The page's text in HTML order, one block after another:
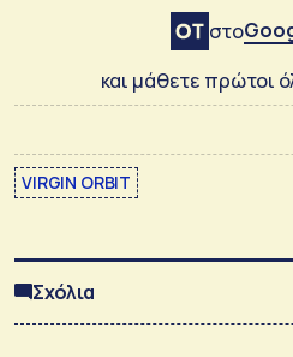
στο
και μάθετε πρώτοι
VIRGIN ORBIT
Σχόλια